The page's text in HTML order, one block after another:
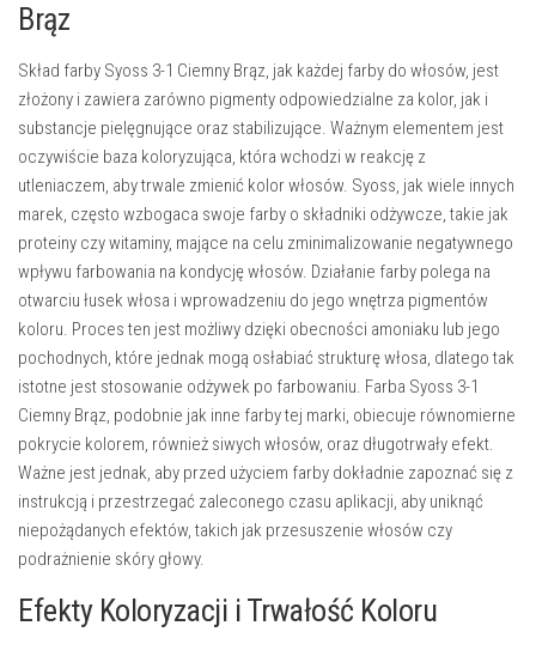
Brąz
Skład farby Syoss 3-1 Ciemny Brąz, jak każdej farby do włosów, jest
złożony i zawiera zarówno pigmenty odpowiedzialne za kolor, jak i
substancje pielęgnujące oraz stabilizujące. Ważnym elementem jest
oczywiście baza koloryzująca, która wchodzi w reakcję z
utleniaczem, aby trwale zmienić kolor włosów. Syoss, jak wiele innych
marek, często wzbogaca swoje farby o składniki odżywcze, takie jak
proteiny czy witaminy, mające na celu zminimalizowanie negatywnego
wpływu farbowania na kondycję włosów. Działanie farby polega na
otwarciu łusek włosa i wprowadzeniu do jego wnętrza pigmentów
koloru. Proces ten jest możliwy dzięki obecności amoniaku lub jego
pochodnych, które jednak mogą osłabiać strukturę włosa, dlatego tak
istotne jest stosowanie odżywek po farbowaniu. Farba Syoss 3-1
Ciemny Brąz, podobnie jak inne farby tej marki, obiecuje równomierne
pokrycie kolorem, również siwych włosów, oraz długotrwały efekt.
Ważne jest jednak, aby przed użyciem farby dokładnie zapoznać się z
instrukcją i przestrzegać zaleconego czasu aplikacji, aby uniknąć
niepożądanych efektów, takich jak przesuszenie włosów czy
podrażnienie skóry głowy.
Efekty Koloryzacji i Trwałość Koloru